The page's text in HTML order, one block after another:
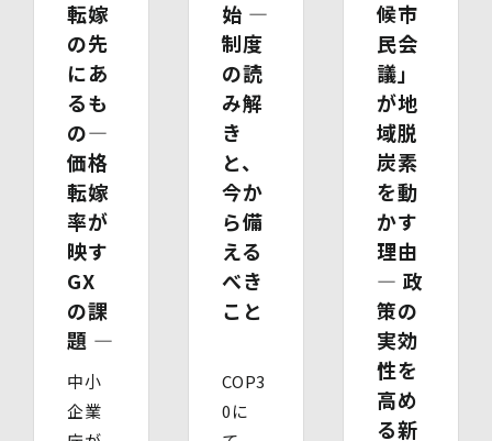
す。
(1)開示等の求めのお申し出先
当社は、開示等の依頼を受け、当該依頼が個人情報保護法
に定める要件を満たす場合には、当社の定める手続に従っ
て速やかに対応します。
開示等のお求めについては、以下のお問い合わせ窓口まで
お申し出ください。
(2)開示等の求めに関するお手続
お申し出受付け後、当社「保有個人情報に関する開示等の
請求書」を送付いたします。 ご記入いただいた「請求
書」と「本人確認書類のコピー」、代理人によるお求めの
場合は「代理人であることを確認する書類」を送付してく
ださい。また、各資料に含まれる本籍地情報は都道府県ま
でとし、それ以降の情報は黒塗り等の処理をしてくださ
い。
・ 本人確認書類の写し（運転免許証、パスポート、健康
・ 代理人であることを確認する書類
転嫁
の先
にあ
るも
の―
価格
転嫁
率が
映す
GX
の課
題 ―
中小
企業
始 ―
制度
の読
み解
き
と、
今か
ら備
える
べき
こと
COP3
0に
候市
民会
議」
が地
域脱
炭素
を動
かす
理由
― 政
策の
実効
性を
高め
る新